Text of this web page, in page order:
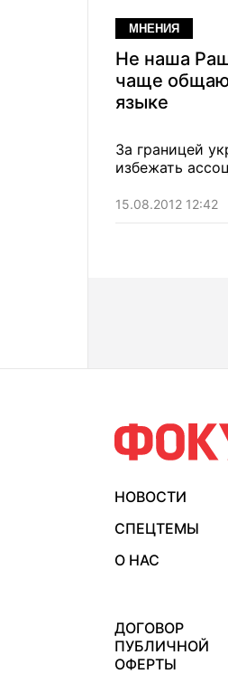
МНЕНИЯ
Не наша
чаще
языке
За границей
избежать
15.08.2012 12:42
НОВОСТИ
СПЕЦТЕМЫ
О НАС
ДОГОВОР
ПУБЛИЧНОЙ
ОФЕРТЫ